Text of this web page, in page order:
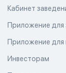
Кабинет
Приложение для
Приложение для
Инвесторам